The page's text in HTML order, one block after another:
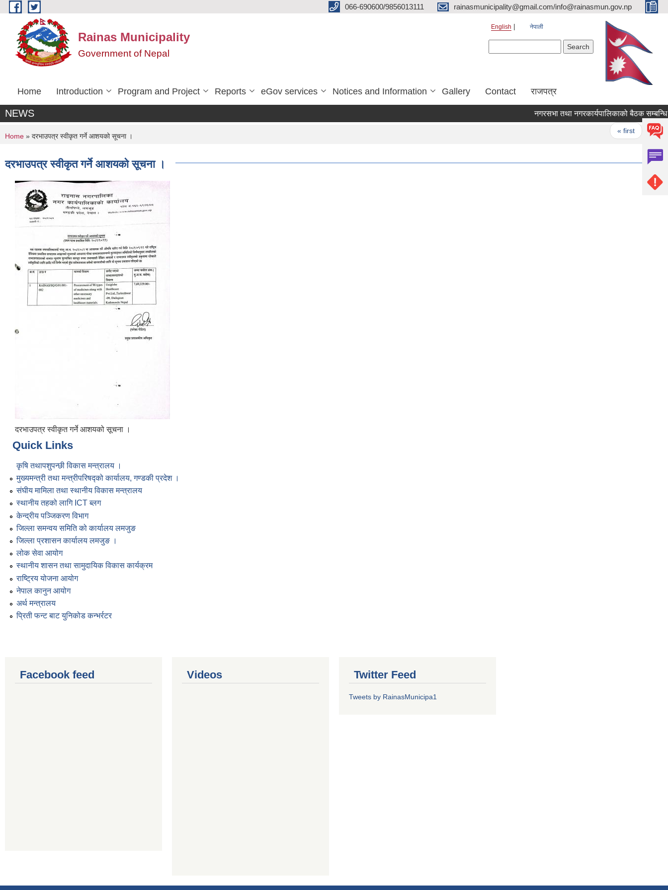
Skip to main content 066-690600/9856013111 rainasmunicipality@gmail.com/info@rainasmun.gov.np
Rainas Municipality
Government of Nepal
English नेपाली
Home Introduction Program and Project Reports eGov services Notices and Information Gallery Contact राजपत्र
NEWS नगरसभा तथा नगरकार्यपालिकाको बैठक सम्बन्धि
« first ‹
You are here
Home » दरभाउपत्र स्वीकृत गर्ने आशयको सूचना ।
दरभाउपत्र स्वीकृत गर्ने आशयको सूचना ।
दरभाउपत्र स्वीकृत गर्ने आशयको सूचना ।
Quick Links
कृषि तथापशुपन्छी विकास मन्त्रालय ।
मुख्यमन्त्री तथा मन्त्रीपरिषद्को कार्यालय, गण्डकी प्रदेश ।
संघीय मामिला तथा स्थानीय विकास मन्त्रालय
स्थानीय तहको लागि ICT ब्लग
केन्द्रीय पञ्जिकरण विभाग
जिल्ला समन्वय समिति को कार्यालय लमजुङ
जिल्ला प्रशासन कार्यालय लमजुङ ।
लोक सेवा आयोग
स्थानीय शासन तथा सामुदायिक विकास कार्यक्रम
राष्ट्रिय योजना आयोग
नेपाल कानुन आयोग
अर्थ मन्त्रालय
प्रिती फन्ट बाट युनिकोड कन्भर्रटर
Facebook feed Videos Twitter Feed
Tweets by RainasMunicipa1